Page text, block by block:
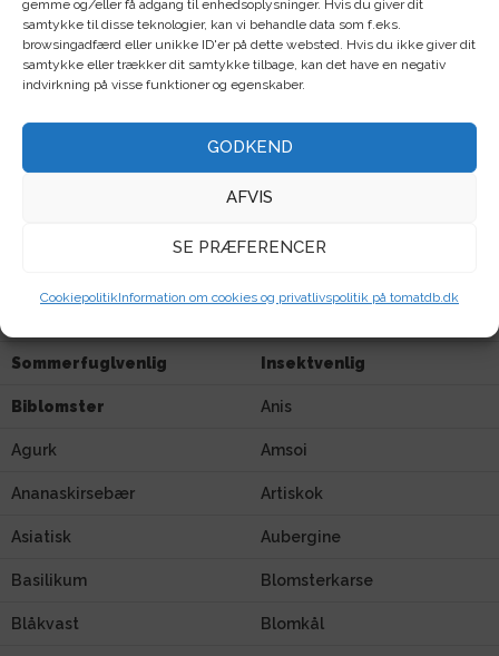
gemme og/eller få adgang til enhedsoplysninger. Hvis du giver dit
samtykke til disse teknologier, kan vi behandle data som f.eks.
browsingadfærd eller unikke ID'er på dette websted. Hvis du ikke giver dit
samtykke eller trækker dit samtykke tilbage, kan det have en negativ
indvirkning på visse funktioner og egenskaber.
GODKEND
AFVIS
SE PRÆFERENCER
CookiepolitikInformation om cookies og privatlivspolitik på tomatdb.dk
Bi/sommerfugl Frøpakker
Kålgrønsag
Stængelgrøntsag
Sommerfuglvenlig Insektvenlig
Biblomster Anis
Agurk Amsoi
Ananaskirsebær Artiskok
Asiatisk Aubergine
Basilikum Blomsterkarse
Blåkvast Blomkål